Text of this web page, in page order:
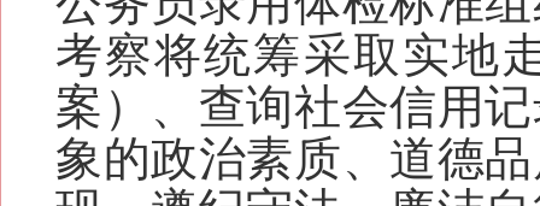
考察将统筹采取实地
案）、查询社会信用
象的政治素质、道德